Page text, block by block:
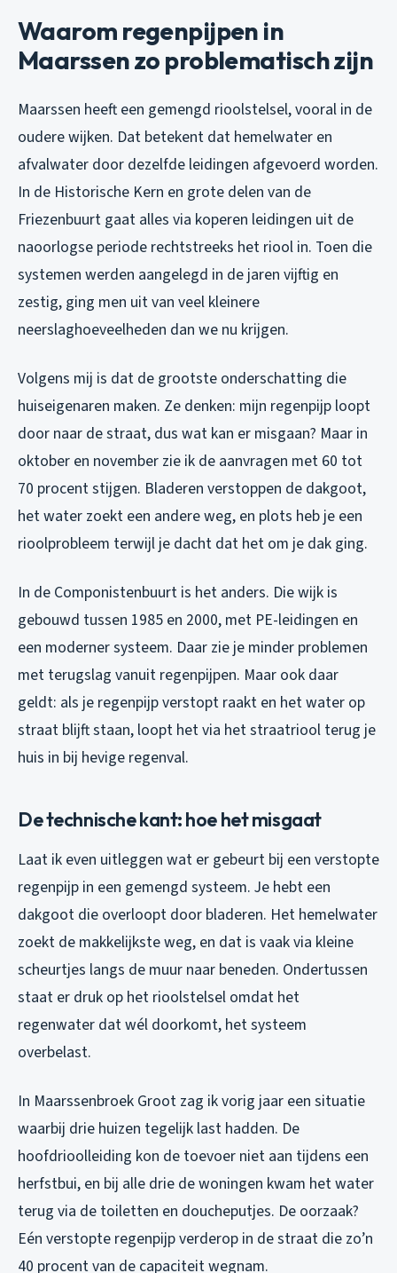
Waarom regenpijpen in
Maarssen zo problematisch zijn
Maarssen heeft een gemengd rioolstelsel, vooral in de
oudere wijken. Dat betekent dat hemelwater en
afvalwater door dezelfde leidingen afgevoerd worden.
In de Historische Kern en grote delen van de
Friezenbuurt gaat alles via koperen leidingen uit de
naoorlogse periode rechtstreeks het riool in. Toen die
systemen werden aangelegd in de jaren vijftig en
zestig, ging men uit van veel kleinere
neerslaghoeveelheden dan we nu krijgen.
Volgens mij is dat de grootste onderschatting die
huiseigenaren maken. Ze denken: mijn regenpijp loopt
door naar de straat, dus wat kan er misgaan? Maar in
oktober en november zie ik de aanvragen met 60 tot
70 procent stijgen. Bladeren verstoppen de dakgoot,
het water zoekt een andere weg, en plots heb je een
rioolprobleem terwijl je dacht dat het om je dak ging.
In de Componistenbuurt is het anders. Die wijk is
gebouwd tussen 1985 en 2000, met PE-leidingen en
een moderner systeem. Daar zie je minder problemen
met terugslag vanuit regenpijpen. Maar ook daar
geldt: als je regenpijp verstopt raakt en het water op
straat blijft staan, loopt het via het straatriool terug je
huis in bij hevige regenval.
De technische kant: hoe het misgaat
Laat ik even uitleggen wat er gebeurt bij een verstopte
regenpijp in een gemengd systeem. Je hebt een
dakgoot die overloopt door bladeren. Het hemelwater
zoekt de makkelijkste weg, en dat is vaak via kleine
scheurtjes langs de muur naar beneden. Ondertussen
staat er druk op het rioolstelsel omdat het
regenwater dat wél doorkomt, het systeem
overbelast.
In Maarssenbroek Groot zag ik vorig jaar een situatie
waarbij drie huizen tegelijk last hadden. De
hoofdrioolleiding kon de toevoer niet aan tijdens een
herfstbui, en bij alle drie de woningen kwam het water
terug via de toiletten en doucheputjes. De oorzaak?
Eén verstopte regenpijp verderop in de straat die zo’n
40 procent van de capaciteit wegnam.